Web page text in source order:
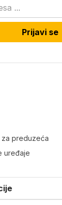
Prijavi se
za preduzeća
uređaje